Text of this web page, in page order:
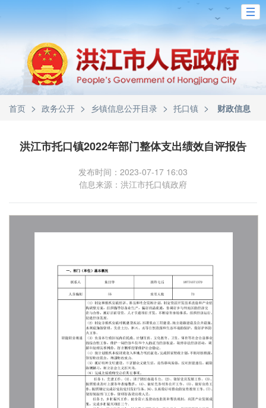
首页 > 政务公开 > 乡镇信息公开目录 > 托口镇 > 财政信息
洪江市托口镇2022年部门整体支出绩效自评报告
发布时间：2023-07-17 16:03
信息来源：洪江市托口镇政府